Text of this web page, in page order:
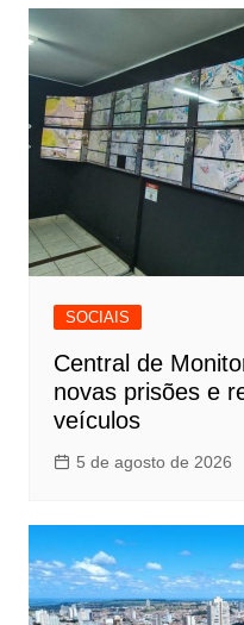
SOCIAIS
Central de
novas prisões e
veículos
5 de agosto de 2026